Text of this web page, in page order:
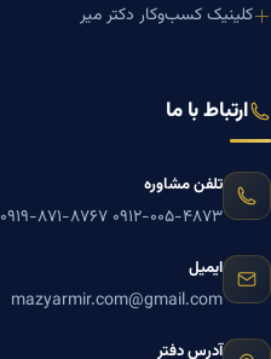
کلینیک کسب‌وکار دکتر میر
ارتباط با ما
تلفن مشاوره
۰۹۱۲-۰۰۵-۴۸۷۳ ۰۹۱۹-۸۷۱-۸۷۶۷
ایمیل
mazyarmir.com@gmail.com
آدرس دفتر